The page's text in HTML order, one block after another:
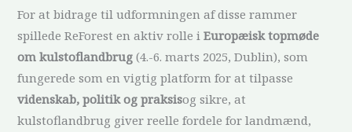
For at bidrage til udformningen af disse rammer
spillede ReForest en aktiv rolle iEuropæisk topmøde
om kulstoflandbrug (4.-6. marts 2025, Dublin), som
fungerede som en vigtig platform for at tilpasse
videnskab, politik og praksisog sikre, at
kulstoflandbrug giver reelle fordele for landmænd,